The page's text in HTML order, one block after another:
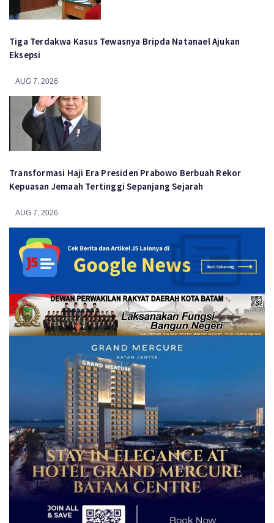
Tiga Terdakwa Kasus Tewasnya Bripda Natanael Ajukan
Eksepsi
AUG 7, 2026
Transformasi Haji Era Presiden Prabowo Berbuah Rekor
Kepuasan Jemaah Tertinggi Sepanjang Sejarah
AUG 7, 2026